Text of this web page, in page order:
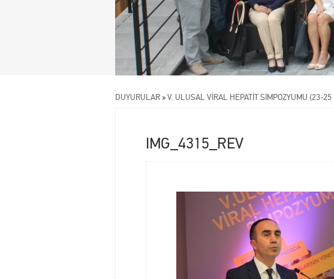
DUYURULAR »V. ULUSAL VİRAL HEPATİT SİMPOZYUMU (23-
IMG_4315_REV